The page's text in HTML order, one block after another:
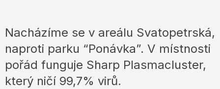
Nacházíme se v areálu Svatopetrská,
naproti parku “Ponávka”. V místnosti
pořád funguje Sharp Plasmacluster,
který ničí 99,7% virů.